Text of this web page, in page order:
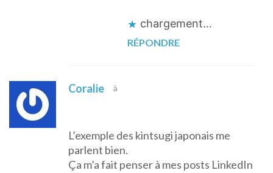
chargement…
RÉPONDRE
Coralie à
L’exemple des kintsugi japonais me
parlent bien.
Ça m’a fait penser à mes posts LinkedIn